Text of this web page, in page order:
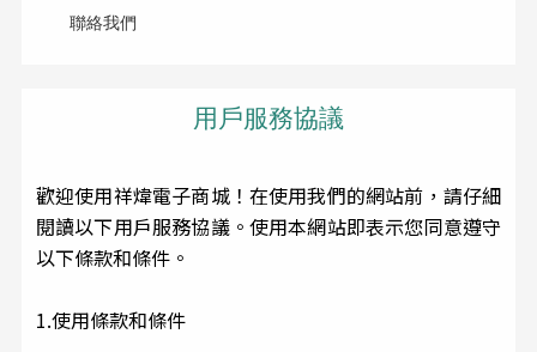
聯絡我們
用戶服務協議
歡迎使用祥煒電子商城！在使用我們的網站前，請仔細
閱讀以下用戶服務協議。使用本網站即表示您同意遵守
以下條款和條件。
1.使用條款和條件